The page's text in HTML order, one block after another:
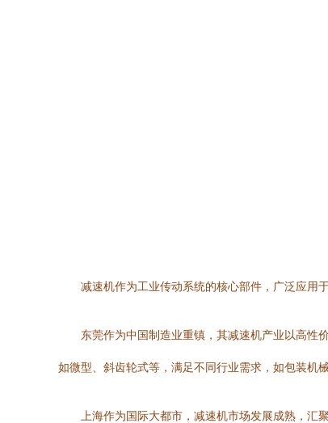
减速机作为工业传动系统的核心部件，广泛应用
东莞作为中国制造业重镇，其减速机产业以高性
如微型、斜齿轮式等，满足不同行业需求，如包装机
上海作为国际大都市，减速机市场发展成熟，